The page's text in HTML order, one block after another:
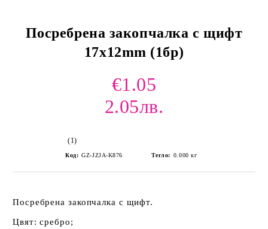
Посребрена закопчалка с щифт
17x12mm (1бр)
€1.05
2.05лв.
(1)
Код: GZ-JZJA-K876 Тегло: 0.000 кг
Посребрена закопчалка с щифт.
Цвят: сребро;